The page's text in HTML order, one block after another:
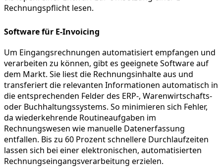
Rechnungspflicht lesen.
Software für E-Invoicing
Um Eingangsrechnungen automatisiert empfangen und
verarbeiten zu können, gibt es geeignete Software auf
dem Markt. Sie liest die Rechnungsinhalte aus und
transferiert die relevanten Informationen automatisch in
die entsprechenden Felder des ERP-, Warenwirtschafts-
oder Buchhaltungssystems. So minimieren sich Fehler,
da wiederkehrende Routineaufgaben im
Rechnungswesen wie manuelle Datenerfassung
entfallen. Bis zu 60 Prozent schnellere Durchlaufzeiten
lassen sich bei einer elektronischen, automatisierten
Rechnungseingangsverarbeitung erzielen.